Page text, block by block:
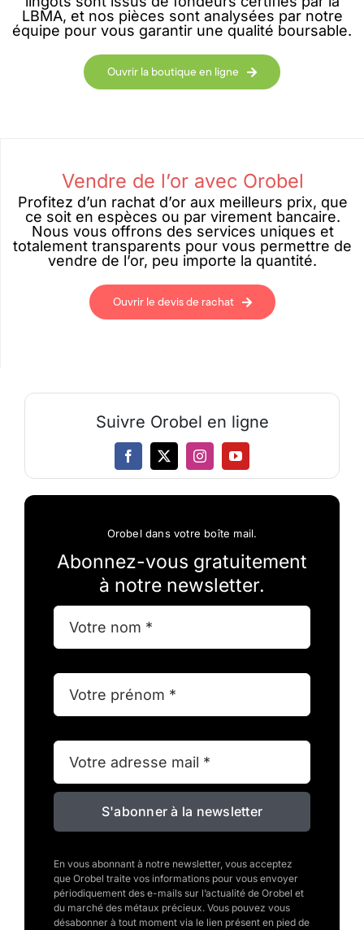
LBMA, et nos pièces sont analysées par notre
équipe pour vous garantir une qualité boursable.
Ouvrir la boutique en ligne
Vendre de l’or avec Orobel
Profitez d’un rachat d’or aux meilleurs prix, que
ce soit en espèces ou par virement bancaire.
Nous vous offrons des services uniques et
totalement transparents pour vous permettre de
vendre de l’or, peu importe la quantité.
Ouvrir le devis de rachat
Suivre Orobel en ligne
Orobel dans votre boîte mail.
Abonnez-vous gratuitement
à notre newsletter.
S'abonner à la newsletter
En vous abonnant à notre newsletter, vous acceptez
que Orobel traite vos informations pour vous envoyer
périodiquement des e-mails sur l’actualité de Orobel et
du marché des métaux précieux. Vous pouvez vous
désabonner à tout moment via le lien présent en pied de